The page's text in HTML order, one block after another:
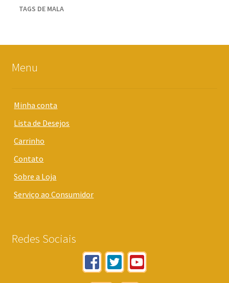
TAGS DE MALA
Menu
Minha conta
Lista de Desejos
Carrinho
Contato
Sobre a Loja
Serviço ao Consumidor
Redes Sociais